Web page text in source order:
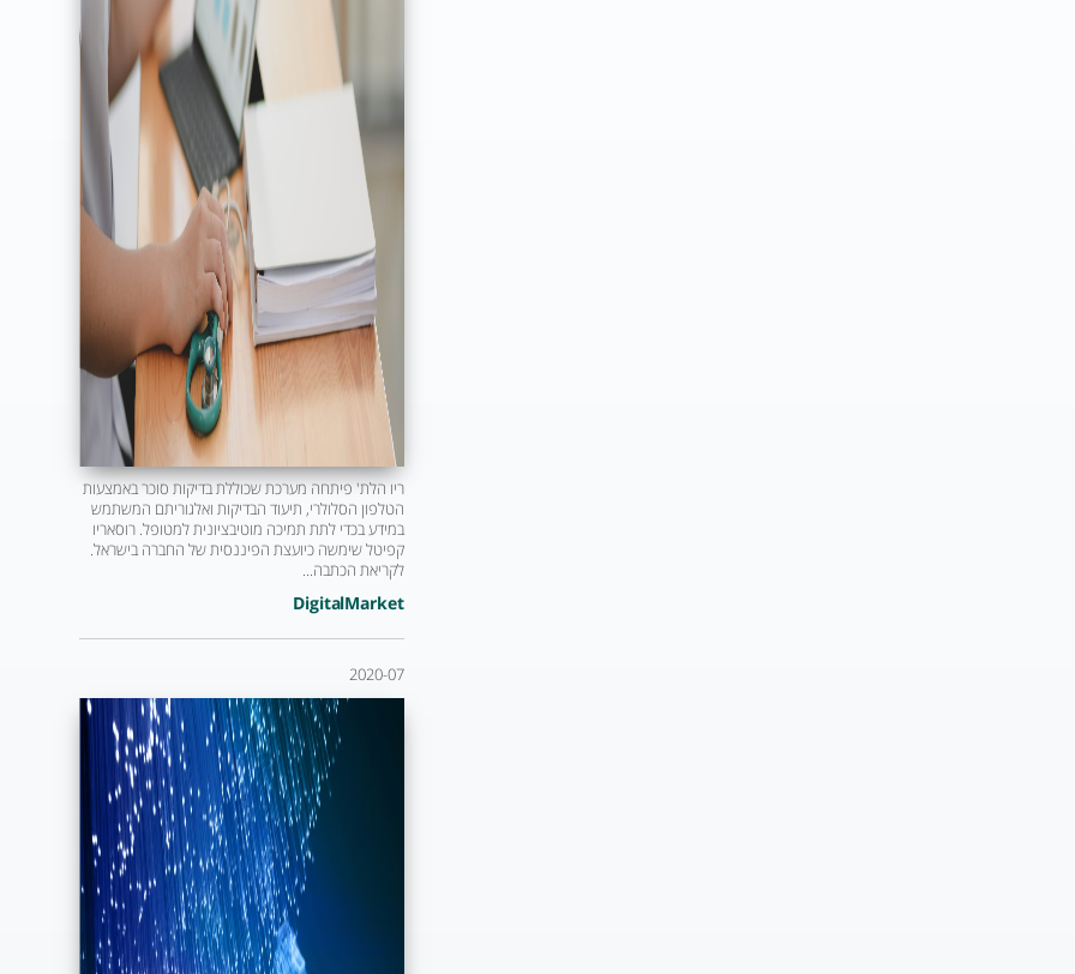
ריו הלת' פיתחה מערכת שכוללת בדיקות סוכר באמצעות
הטלפון הסלולרי, תיעוד הבדיקות ואלגוריתם המשתמש
במידע בכדי לתת תמיכה מוטיבציונית למטופל. רוסאריו
קפיטל שימשה כיועצת הפיננסית של החברה בישראל.
לקריאת הכתבה...
DigitalMarket
2020-07